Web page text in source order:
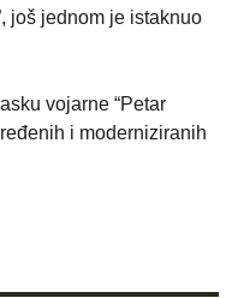
još jednom je istaknuo
vojarne “Petar
i moderniziranih